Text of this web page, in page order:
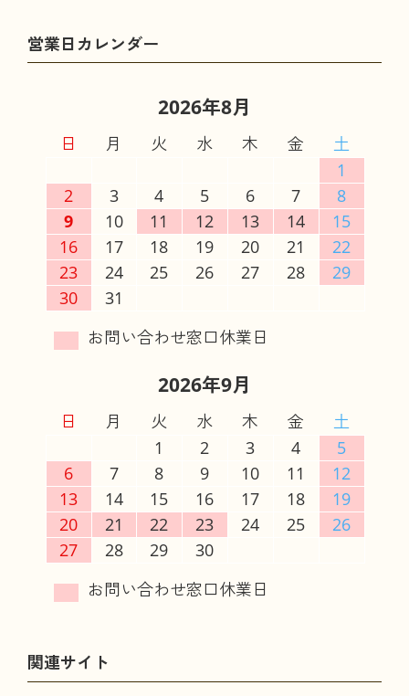
2026年8月
日 月 火 水 木 金
土
1
2
3 4 5 6 7
8
9
10 11 12 13 14
15
16
17 18 19 20 21
22
23
24 25 26 27 28
29
30
31
2026年9月
日 月 火 水 木 金
土
1
2 3 4
5
6
7 8 9 10 11
12
13
14 15 16 17 18
19
20
21 22 23 24 25
26
27
28 29 30
関連サイト